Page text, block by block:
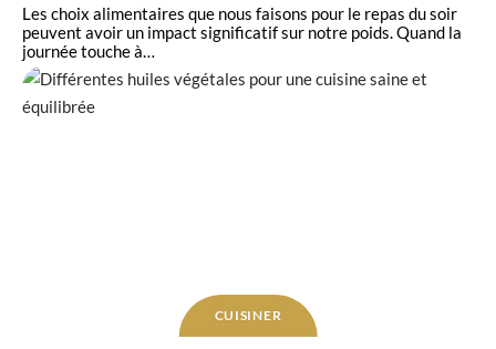
Les choix alimentaires que nous faisons pour le repas du soir
peuvent avoir un impact significatif sur notre poids. Quand la
journée touche à…
CUISINER